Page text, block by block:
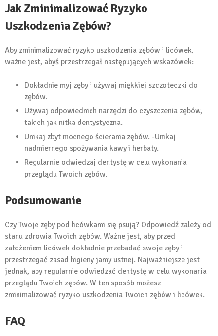
Jak Zminimalizować Ryzyko
Uszkodzenia Zębów?
Aby zminimalizować ryzyko uszkodzenia zębów i licówek,
ważne jest, abyś przestrzegał następujących wskazówek:
Dokładnie myj zęby i używaj miękkiej szczoteczki do
zębów.
Używaj odpowiednich narzędzi do czyszczenia zębów,
takich jak nitka dentystyczna.
Unikaj zbyt mocnego ścierania zębów. -Unikaj
nadmiernego spożywania kawy i herbaty.
Regularnie odwiedzaj dentystę w celu wykonania
przeglądu Twoich zębów.
Podsumowanie
Czy Twoje zęby pod licówkami się psują? Odpowiedź zależy od
stanu zdrowia Twoich zębów. Ważne jest, aby przed
założeniem licówek dokładnie przebadać swoje zęby i
przestrzegać zasad higieny jamy ustnej. Najważniejsze jest
jednak, aby regularnie odwiedzać dentystę w celu wykonania
przeglądu Twoich zębów. W ten sposób możesz
zminimalizować ryzyko uszkodzenia Twoich zębów i licówek.
FAQ